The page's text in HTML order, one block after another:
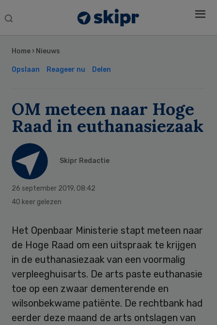
Search
Home › Nieuws
Opslaan Reageer nu Delen
OM meteen naar Hoge
Raad in euthanasiezaak
Skipr Redactie
26 september 2019, 08:42
40 keer gelezen
Het Openbaar Ministerie stapt meteen naar
de Hoge Raad om een uitspraak te krijgen
in de euthanasiezaak van een voormalig
verpleeghuisarts. De arts paste euthanasie
toe op een zwaar dementerende en
wilsonbekwame patiënte. De rechtbank had
eerder deze maand de arts ontslagen van
Sidebar